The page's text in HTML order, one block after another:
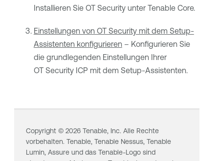
Installieren Sie OT Securityunter Tenable Core.
Einstellungen von OT Security mit dem Setup-
Assistenten konfigurieren– Konfigurieren Sie
die grundlegenden Einstellungen Ihrer
OT SecurityICP mit dem Setup-Assistenten.
Copyright © 2026Tenable, Inc. Alle Rechte
vorbehalten. Tenable, Tenable Nessus, Tenable
Lumin, Assure und das Tenable-Logo sind